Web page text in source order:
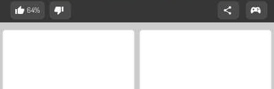
64%